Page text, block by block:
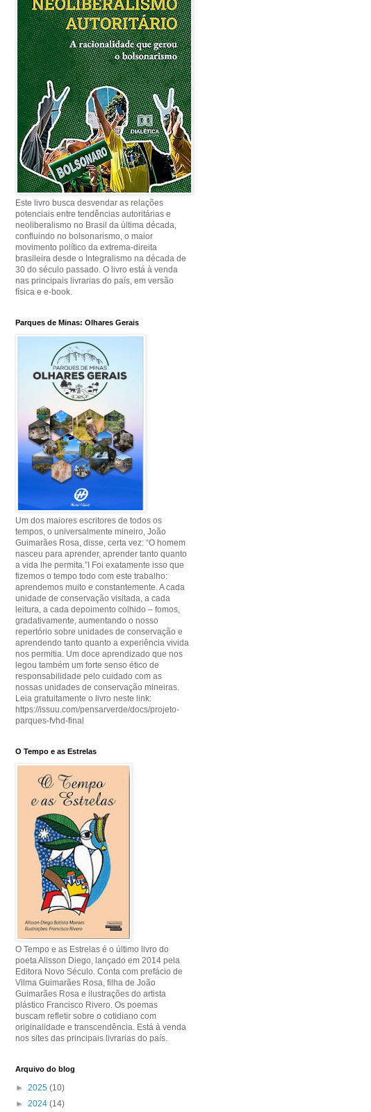
Este livro busca desvendar as relações
potenciais entre tendências autoritárias e
neoliberalismo no Brasil da última década,
confluindo no bolsonarismo, o maior
movimento político da extrema-direita
brasileira desde o Integralismo na década de
30 do século passado. O livro está à venda
nas principais livrarias do país, em versão
física e e-book.
Parques de Minas: Olhares Gerais
Um dos maiores escritores de todos os
tempos, o universalmente mineiro, João
Guimarães Rosa, disse, certa vez: “O homem
nasceu para aprender, aprender tanto quanto
a vida lhe permita.”I Foi exatamente isso que
fizemos o tempo todo com este trabalho:
aprendemos muito e constantemente. A cada
unidade de conservação visitada, a cada
leitura, a cada depoimento colhido – fomos,
gradativamente, aumentando o nosso
repertório sobre unidades de conservação e
aprendendo tanto quanto a experiência vivida
nos permitia. Um doce aprendizado que nos
legou também um forte senso ético de
responsabilidade pelo cuidado com as
nossas unidades de conservação mineiras.
Leia gratuitamente o livro neste link:
https://issuu.com/pensarverde/docs/projeto-
parques-fvhd-final
O Tempo e as Estrelas
O Tempo e as Estrelas é o último livro do
poeta Alisson Diego, lançado em 2014 pela
Editora Novo Século. Conta com prefácio de
Vilma Guimarães Rosa, filha de João
Guimarães Rosa e ilustrações do artista
plástico Francisco Rivero. Os poemas
buscam refletir sobre o cotidiano com
originalidade e transcendência. Está à venda
nos sites das principais livrarias do país.
Arquivo do blog
► 2025 (10)
► 2024 (14)